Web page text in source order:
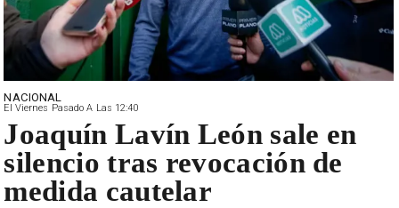
NACIONAL
El Viernes Pasado A Las 12:40
Joaquín Lavín León sale en
silencio tras revocación de
medida cautelar